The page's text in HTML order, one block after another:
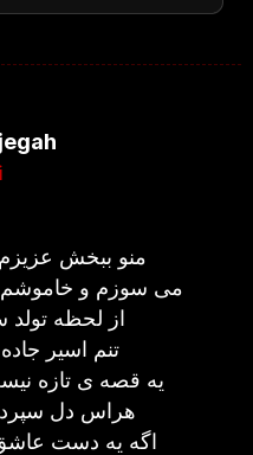
منو ببخش
می سوزم و
از لحظه تولد
تنم اسیر
یه قصه ی تازه
هراس دل
اگه یه دست